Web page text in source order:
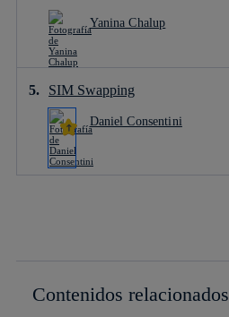
Yanina Chalup
SIM Swapping
Daniel Consentini
Contenidos relacionados